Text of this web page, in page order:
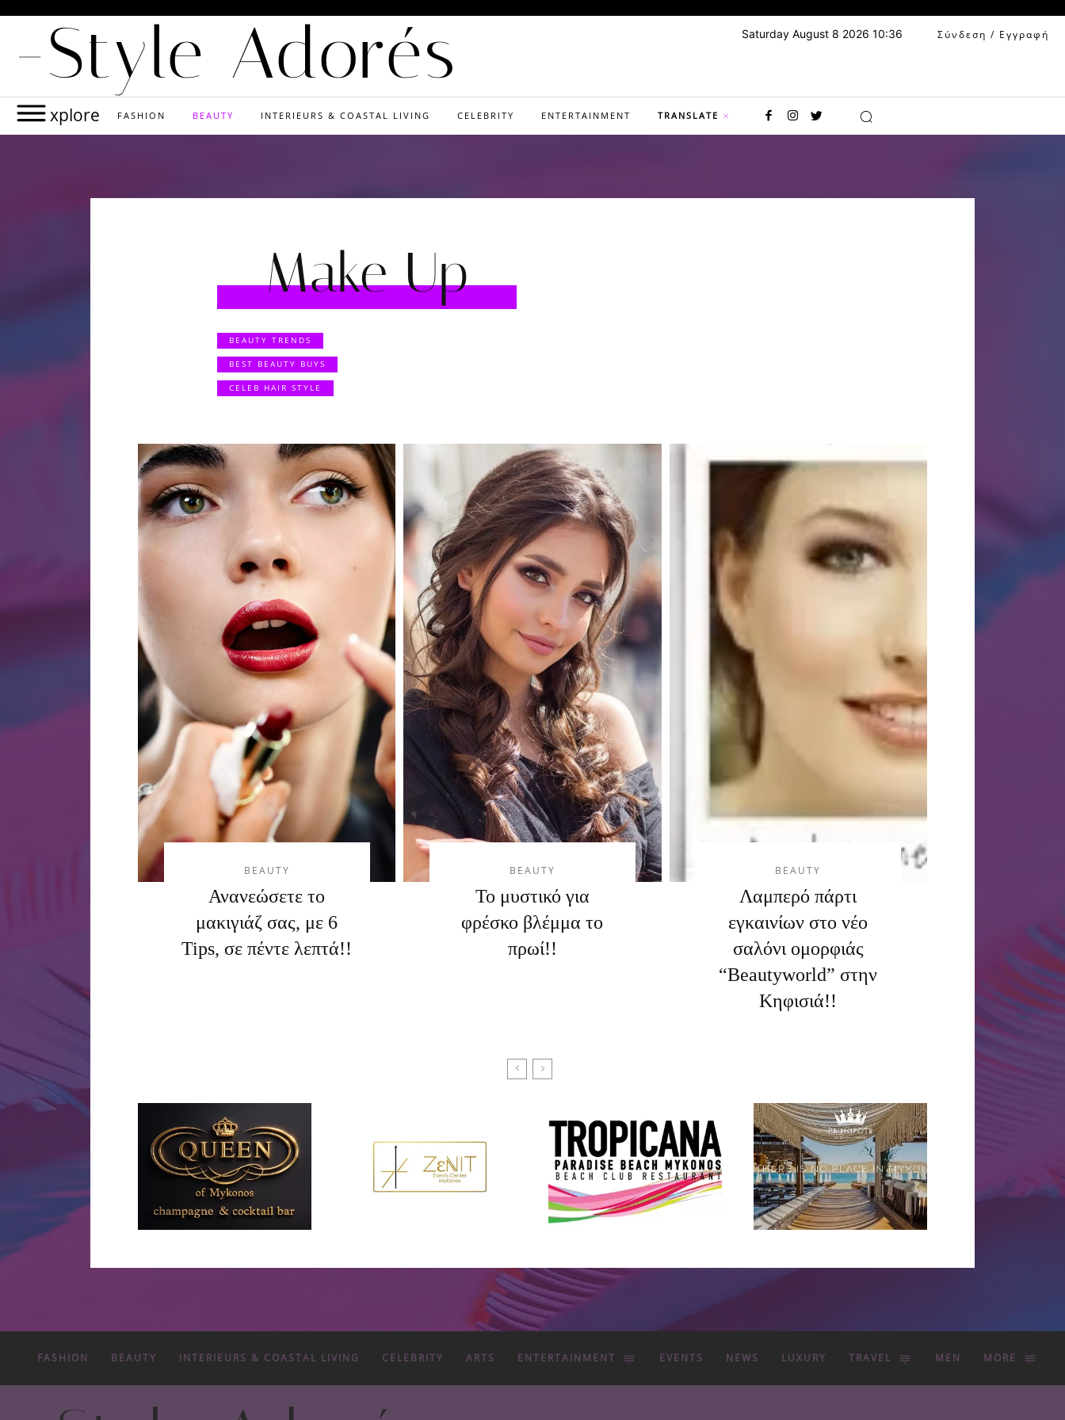
Saturday August 8 2026 10:36 Σύνδεση / Εγγραφή
-Style Adorés
xplore FASHION BEAUTY INTERIEURS & COASTAL LIVING CELEBRITY ENTERTAINMENT TRANSLATE
Make Up
BEAUTY TRENDS
BEST BEAUTY BUYS
CELEB HAIR STYLE
BEAUTY
Ανανεώσετε το
μακιγιάζ σας, με 6
Tips, σε πέντε λεπτά!!
BEAUTY
Το μυστικό για
φρέσκο βλέμμα το
πρωί!!
BEAUTY
Λαμπερό πάρτι
εγκαινίων στο νέο
σαλόνι ομορφιάς
“Beautyworld” στην
Κηφισιά!!
FASHION BEAUTY INTERIEURS & COASTAL LIVING CELEBRITY ARTS ENTERTAINMENT EVENTS NEWS LUXURY TRAVEL MEN MORE